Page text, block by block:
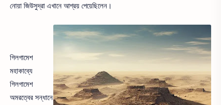
নোয়া জিউসুদ্রা এখানে আশ্রয় পেয়েছিলেন।
গিলগামেশ
মহাকাব্যে
গিলগামেশ
অমরত্বের সন্ধানে